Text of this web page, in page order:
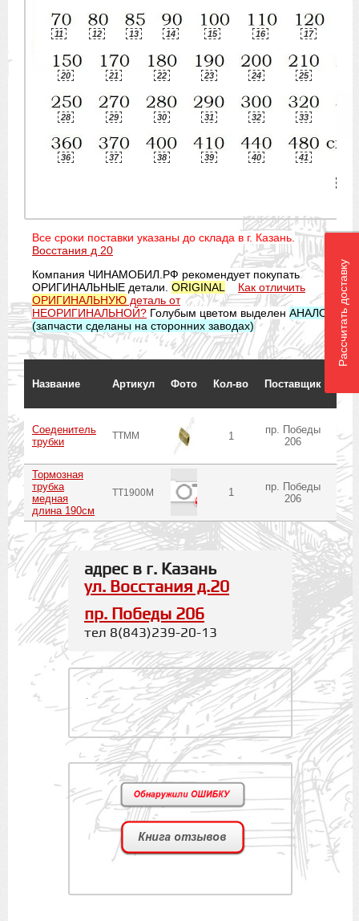
11 12 13 14 15 16 17
20 21 22 23 24 25
28 29 30 31 32 33
36 37 38 39 40 41
Все сроки поставки указаны до склада в г. Казань.
Восстания д 20
Компания ЧИНАМОБИЛ.РФ рекомендует покупать
ОРИГИНАЛЬНЫЕ детали. ORIGINAL
Как отличить
ОРИГИНАЛЬНУЮ деталь от
НЕОРИГИНАЛЬНОЙ? Голубым цветом выделен АНАЛОГ
(запчасти сделаны на сторонних заводах)
Название Артикул Фото Кол-во Поставщик
до
Соеденитель
трубки
TTMM 1
пр. Победы
206
в
Тормозная
трубка
медная
длина 190см
TT1900M 1
пр. Победы
206
адрес в г. Казань
ул. Восстания д.20
пр. Победы 206
тел 8(843)239-20-13
.
Рассчитать доставку